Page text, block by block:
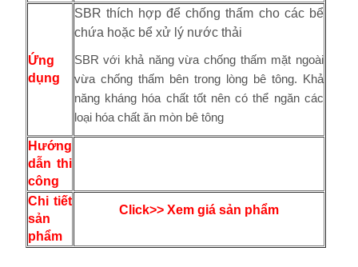
Ứng
dụng
SBR thích hợp để chống thấm cho các bể
chứa hoặc bể xử lý nước thải
SBR với khả năng vừa chống thấm mặt ngoài
vừa chống thấm bên trong lòng bê tông. Khả
năng kháng hóa chất tốt nên có thể ngăn các
loại hóa chất ăn mòn bê tông
Hướng
dẫn thi
công
Chi tiết
sản
phẩm
Click>> Xem giá sản phẩm